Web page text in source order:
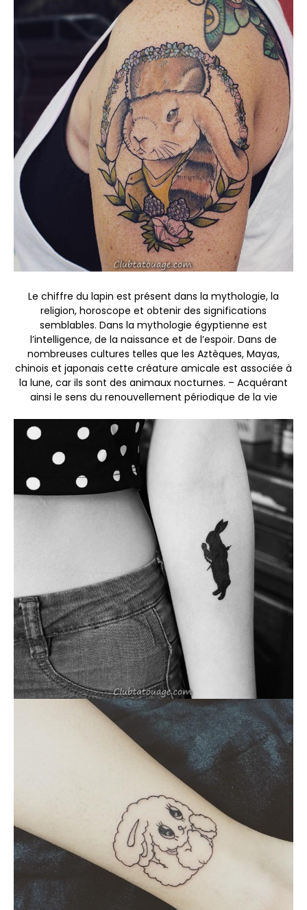
Le chiffre du lapin est présent dans la mythologie, la
religion, horoscope et obtenir des significations
semblables. Dans la mythologie égyptienne est
l’intelligence, de la naissance et de l’espoir. Dans de
nombreuses cultures telles que les Aztèques, Mayas,
chinois et japonais cette créature amicale est associée à
la lune, car ils sont des animaux nocturnes. – Acquérant
ainsi le sens du renouvellement périodique de la vie